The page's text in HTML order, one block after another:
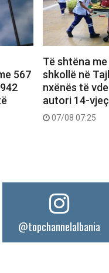
567
Të shtëna
shkollë në
nxënës të
autori 14-
07/08 07:25
@topchannelalbania